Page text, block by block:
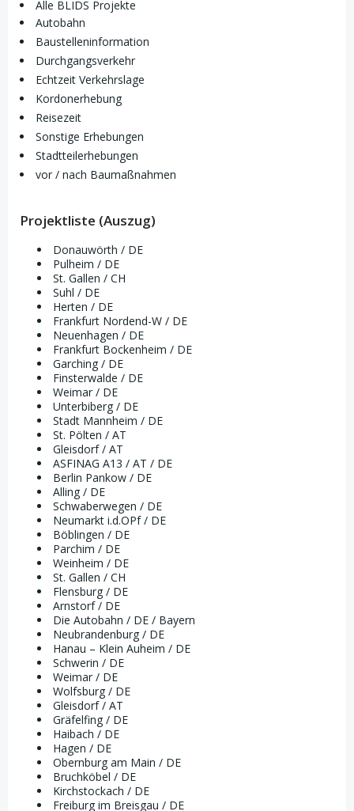
Alle BLIDS Projekte
Autobahn
Baustelleninformation
Durchgangsverkehr
Echtzeit Verkehrslage
Kordonerhebung
Reisezeit
Sonstige Erhebungen
Stadtteilerhebungen
vor / nach Baumaßnahmen
Projektliste (Auszug)
Donauwörth / DE
Pulheim / DE
St. Gallen / CH
Suhl / DE
Herten / DE
Frankfurt Nordend-W / DE
Neuenhagen / DE
Frankfurt Bockenheim / DE
Garching / DE
Finsterwalde / DE
Weimar / DE
Unterbiberg / DE
Stadt Mannheim / DE
St. Pölten / AT
Gleisdorf / AT
ASFINAG A13 / AT / DE
Berlin Pankow / DE
Alling / DE
Schwaberwegen / DE
Neumarkt i.d.OPf / DE
Böblingen / DE
Parchim / DE
Weinheim / DE
St. Gallen / CH
Flensburg / DE
Arnstorf / DE
Die Autobahn / DE / Bayern
Neubrandenburg / DE
Hanau – Klein Auheim / DE
Schwerin / DE
Weimar / DE
Wolfsburg / DE
Gleisdorf / AT
Gräfelfing / DE
Haibach / DE
Hagen / DE
Obernburg am Main / DE
Bruchköbel / DE
Kirchstockach / DE
Freiburg im Breisgau / DE